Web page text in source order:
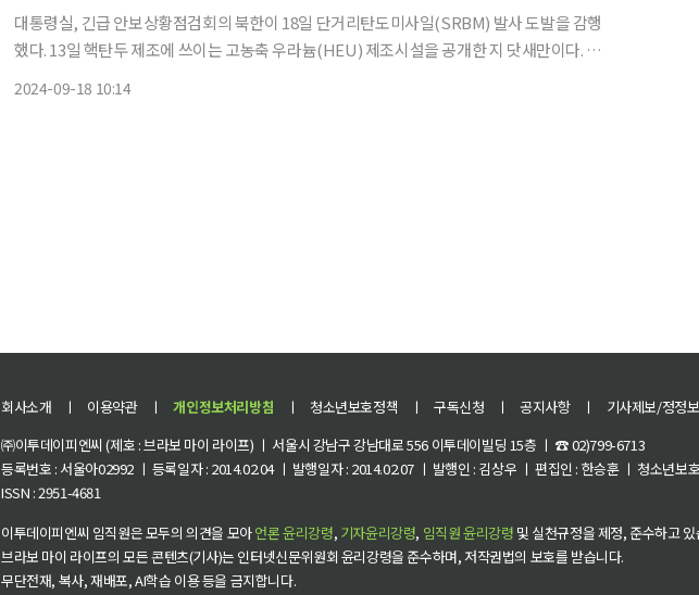
대통령실, 긴급 안보상황점검회의 북한이 18일 단거리탄도미사일(SRBM) 발사 도발을 감행
했다. 13일 핵탄두 제조에 쓰이는 고농축 우라늄(HEU) 제조시설을 공개한 지 닷새만이다. 합
2024-09-18 10:14
회사소개 ㅣ 이용약관 ㅣ 개인정보처리방침 ㅣ 청소년보호정책 ㅣ 구독신청 ㅣ 공지사항 ㅣ 기사제보/정정
㈜이투데이피엔씨 (제호 : 브라보 마이 라이프) ㅣ 서울시 강남구 강남대로 556 이투데이빌딩 15층 ㅣ ☎ 02)799-6713
등록번호 : 서울아02992 ㅣ 등록일자 : 2014.02.04 ㅣ 발행일자 : 2014.02.07 ㅣ 발행인 : 김상우 ㅣ 편집인 : 한승훈 ㅣ 청소년보
ISSN : 2951-4681
이투데이피엔씨 임직원은 모두의 의견을 모아언론 윤리강령, 기자윤리강령, 임직원 윤리강령 및 실천규정을 제정, 준수하고
브라보 마이 라이프의 모든 콘텐츠(기사)는 인터넷신문위원회 윤리강령을 준수하며, 저작권법의 보호를 받습니다.
무단전재, 복사, 재배포, AI학습 이용 등을 금지합니다.